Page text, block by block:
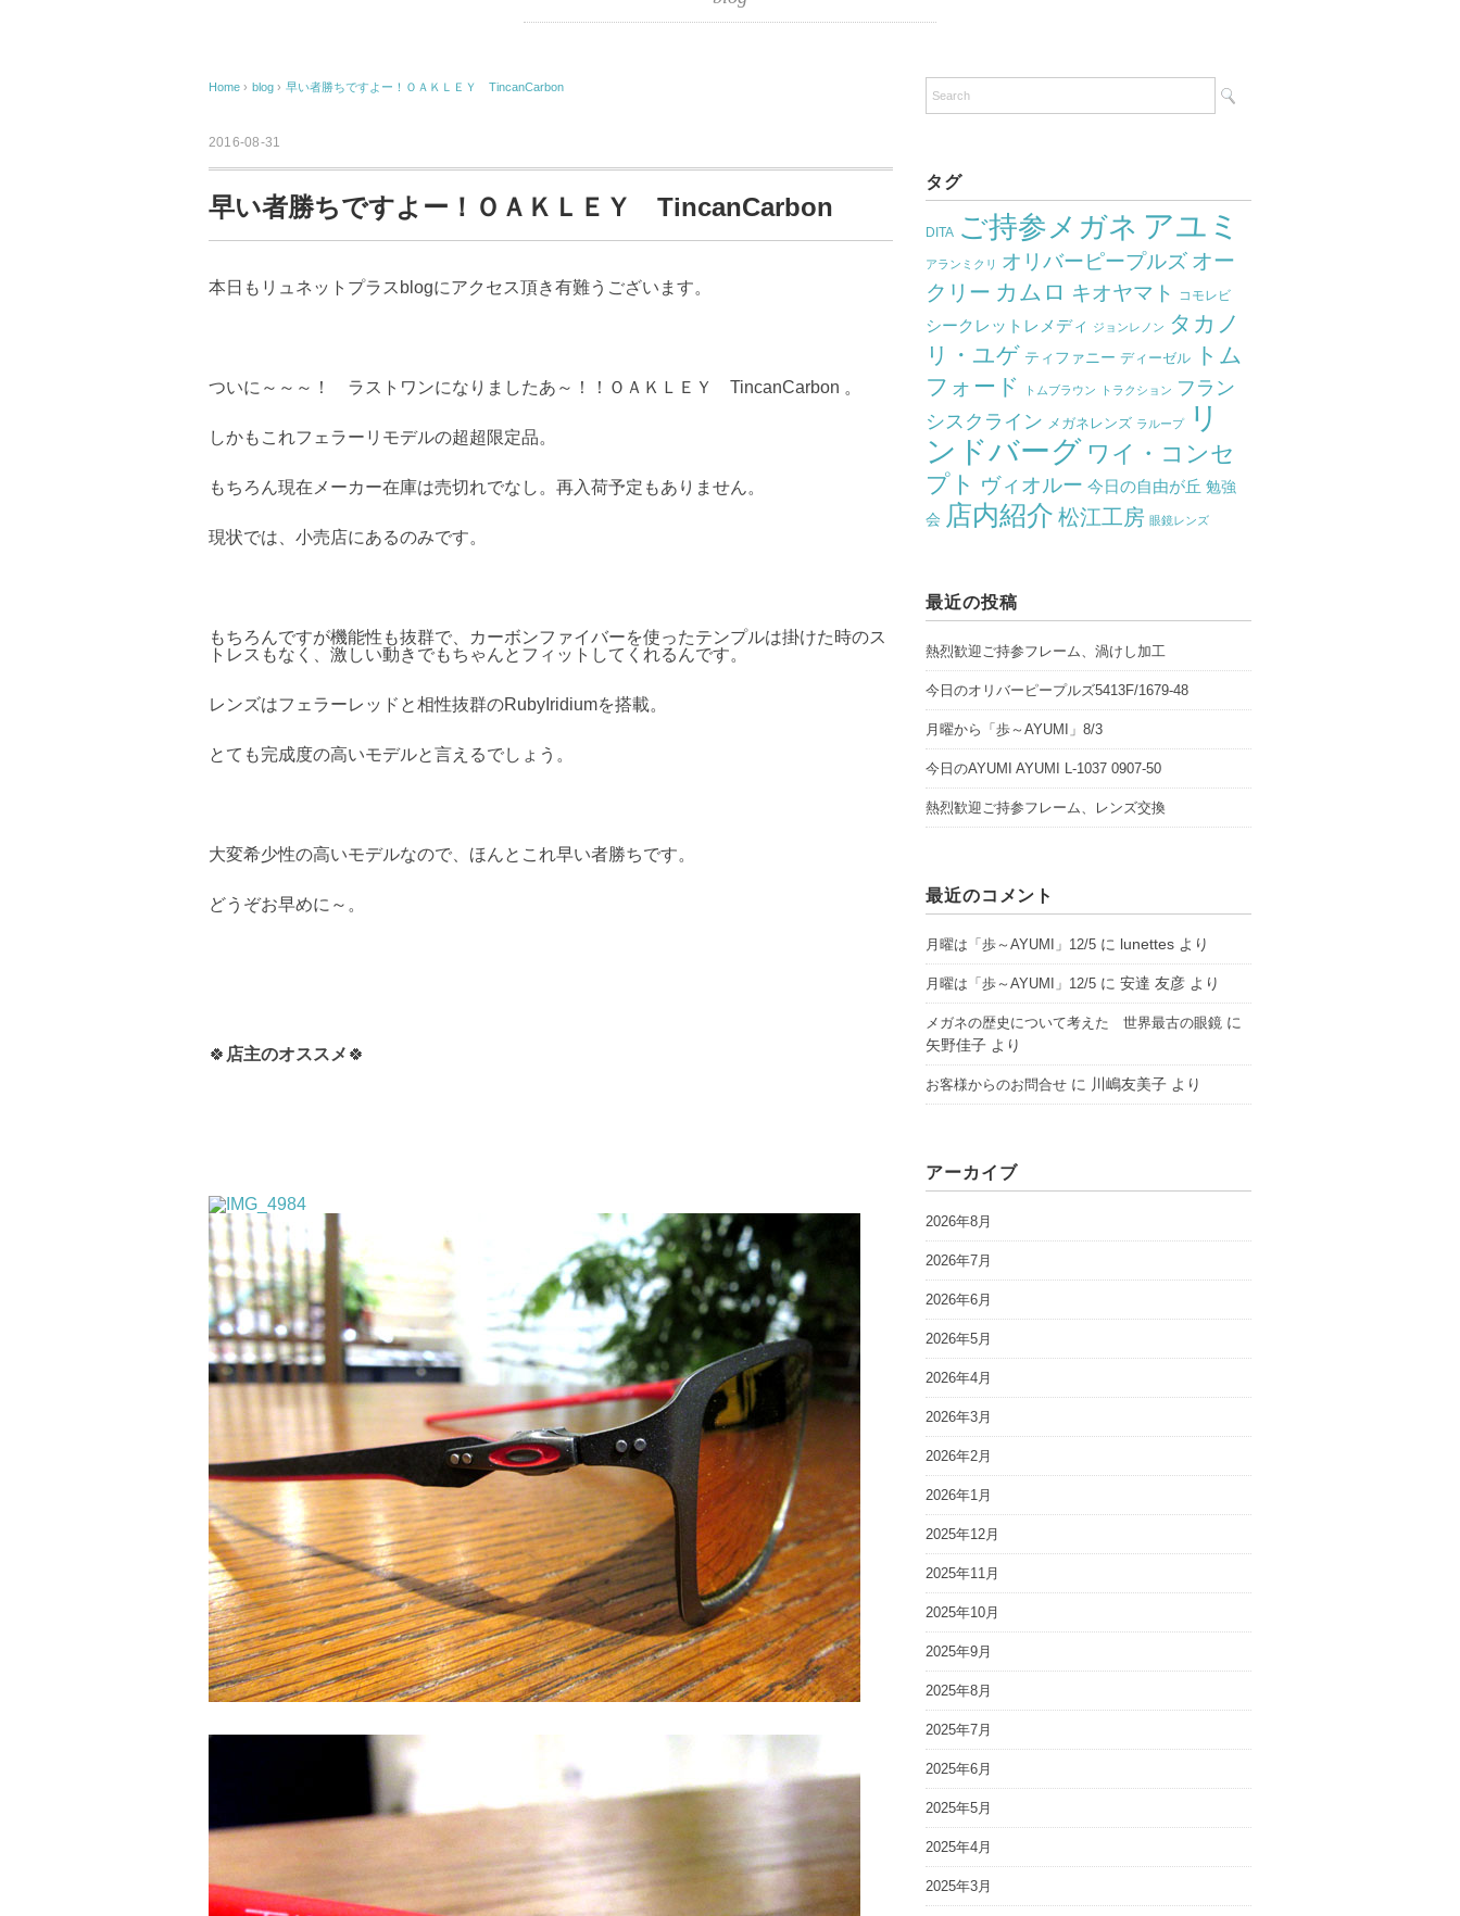
Home › blog › 早い者勝ちですよー！ＯＡＫＬＥＹ TincanCarbon
2016-08-31
早い者勝ちですよー！ＯＡＫＬＥＹ TincanCarbon
本日もリュネットプラスblogにアクセス頂き有難うございます。
ついに～～～！ ラストワンになりましたあ～！！ＯＡＫＬＥＹ TincanCarbon 。
しかもこれフェラーリモデルの超超限定品。
もちろん現在メーカー在庫は売切れでなし。再入荷予定もありません。
現状では、小売店にあるのみです。
もちろんですが機能性も抜群で、カーボンファイバーを使ったテンプルは掛けた時のス
トレスもなく、激しい動きでもちゃんとフィットしてくれるんです。
レンズはフェラーレッドと相性抜群のRubyIridiumを搭載。
とても完成度の高いモデルと言えるでしょう。
大変希少性の高いモデルなので、ほんとこれ早い者勝ちです。
どうぞお早めに～。
🍀 店主のオススメ 🍀
タグ
DITA ご持参メガネ アユミ
アランミクリ オリバーピープルズ オー
クリー カムロ キオヤマト コモレビ
シークレットレメディ ジョンレノン タカノ
リ・ユゲ ティファニー ディーゼル
トム
フォード
トムブラウン トラクション フラン
シスクライン メガネレンズ ラループ
リ
ンドバーグ ワイ・コンセ
プト ヴィオルー 今日の自由が丘 勉強
会 店内紹介 松江工房 眼鏡レンズ
最近の投稿
熱烈歓迎ご持参フレーム、渦けし加工
今日のオリバーピープルズ5413F/1679-48
月曜から「歩～AYUMI」8/3
今日のAYUMI AYUMI L-1037 0907-50
熱烈歓迎ご持参フレーム、レンズ交換
最近のコメント
月曜は「歩～AYUMI」12/5 に lunettes より
月曜は「歩～AYUMI」12/5 に安達 友彦 より
メガネの歴史について考えた 世界最古の眼鏡 に
矢野佳子 より
お客様からのお問合せ に 川嶋友美子 より
アーカイブ
2026年8月
2026年7月
2026年6月
2026年5月
2026年4月
2026年3月
2026年2月
2026年1月
2025年12月
2025年11月
2025年10月
2025年9月
2025年8月
2025年7月
2025年6月
2025年5月
2025年4月
2025年3月